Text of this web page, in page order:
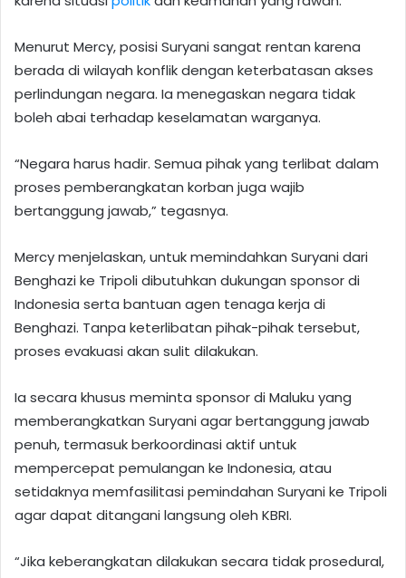
Menurut Mercy, posisi Suryani sangat rentan karena
berada di wilayah konflik dengan keterbatasan akses
perlindungan negara. Ia menegaskan negara tidak
boleh abai terhadap keselamatan warganya.
“Negara harus hadir. Semua pihak yang terlibat dalam
proses pemberangkatan korban juga wajib
bertanggung jawab,” tegasnya.
Mercy menjelaskan, untuk memindahkan Suryani dari
Benghazi ke Tripoli dibutuhkan dukungan sponsor di
Indonesia serta bantuan agen tenaga kerja di
Benghazi. Tanpa keterlibatan pihak-pihak tersebut,
proses evakuasi akan sulit dilakukan.
Ia secara khusus meminta sponsor di Maluku yang
memberangkatkan Suryani agar bertanggung jawab
penuh, termasuk berkoordinasi aktif untuk
mempercepat pemulangan ke Indonesia, atau
setidaknya memfasilitasi pemindahan Suryani ke Tripoli
agar dapat ditangani langsung oleh KBRI.
“Jika keberangkatan dilakukan secara tidak prosedural,